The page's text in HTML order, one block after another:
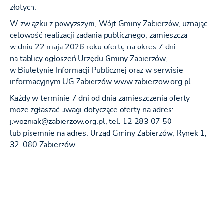
złotych.
W związku z powyższym, Wójt Gminy Zabierzów, uznając
celowość realizacji zadania publicznego, zamieszcza
w dniu 22 maja 2026 roku ofertę na okres 7 dni
na tablicy ogłoszeń Urzędu Gminy Zabierzów,
w Biuletynie Informacji Publicznej oraz w serwisie
informacyjnym UG Zabierzów www.zabierzow.org.pl.
Każdy w terminie 7 dni od dnia zamieszczenia oferty
może zgłaszać uwagi dotyczące oferty na adres:
j.wozniak@zabierzow.org.pl, tel. 12 283 07 50
lub pisemnie na adres: Urząd Gminy Zabierzów, Rynek 1,
32-080 Zabierzów.